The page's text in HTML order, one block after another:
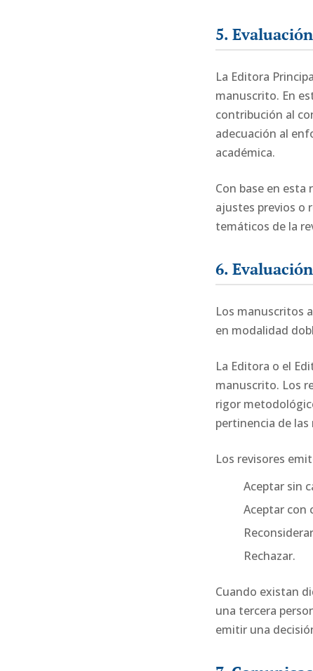
5.
La Editora
manuscrito. En
contribución al
adecuación al
académica.
Con base en
ajustes previos o
temáticos de la
6.
Los manuscritos
en modalidad
La Editora o el
manuscrito. Los
rigor
pertinencia de las
Los revisores
Aceptar sin
Aceptar con
Rechazar.
Cuando existan
una tercera
emitir una